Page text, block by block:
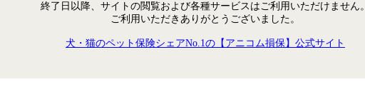
終了日以降、サイトの閲覧および各種サービスはご利用いただけません
ご利用いただきありがとうございました。
犬・猫のペット保険シェアNo.1の【アニコム損保】公式サイト